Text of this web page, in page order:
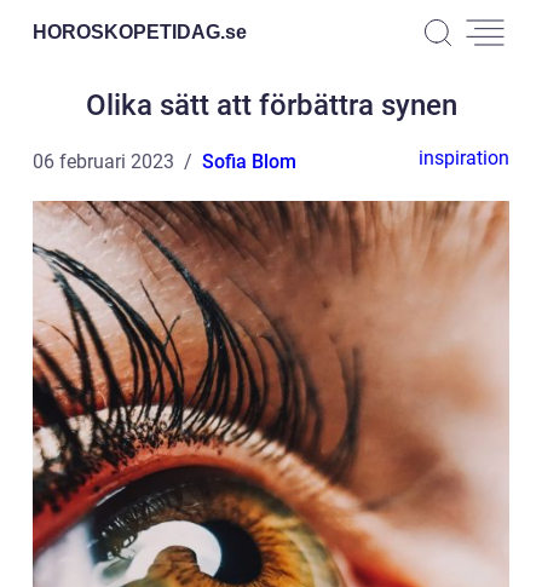
HOROSKOPETIDAG.se
Olika sätt att förbättra synen
06 februari 2023 Sofia Blom inspiration